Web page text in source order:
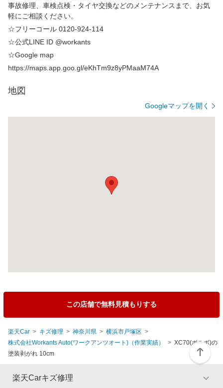
事故修理、車検点検・タイヤ交換などのメンテナンスまで、お気
軽にご相談ください。
☆フリーコール 0120-924-114
☆公式LINE ID @workants
☆Google map
https://maps.app.goo.gl/eKhTm9z8yPMaaM74A
地図
Googleマップを開く
この店舗で無料見積もりする
楽天Car キズ修理 神奈川県
横浜市戸塚区
株式会社Workants Auto(ワークアンツオート)（作業実績）
XC70(ボルボ)の
塗装剥がれ 10cm
楽天Carキズ修理